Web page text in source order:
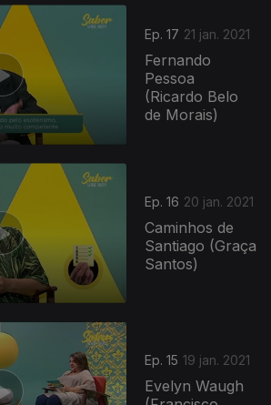
Ep. 17 21 jan. 2021
Fernando
Pessoa
(Ricardo Belo
de Morais)
Ep. 16 20 jan. 2021
Caminhos de
Santiago (Graça
Santos)
Ep. 15 19 jan. 2021
Evelyn Waugh